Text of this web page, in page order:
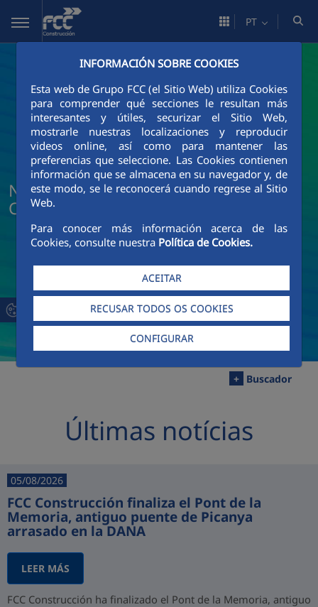
Pular para o Conteúdo principal
INFORMACIÓN SOBRE COOKIES
Esta web de Grupo FCC (el Sitio Web) utiliza Cookies
para comprender qué secciones le resultan más
interesantes y útiles, securizar el Sitio Web,
mostrarle nuestras localizaciones y reproducir
videos online, así como para mantener las
preferencias que seleccione. Las Cookies contienen
información que se almacena en su navegador y, de
este modo, se le reconocerá cuando regrese al Sitio
Web.
Para conocer más información acerca de las
Cookies, consulte nuestra Política de Cookies.
ACEITAR
RECUSAR TODOS OS COOKIES
CONFIGURAR
PT
Notícias e atualidade da FCC
Construcción
+ Buscador
Últimas notícias
05/08/2026
FCC Construcción finaliza el Pont de la
Memoria, antiguo puente de Picanya
arrasado en la DANA
LEER MÁS
FCC Construcción ha finalizado el Pont de la Memoria, antiguo